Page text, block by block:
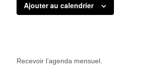
Ajouter au calendrier
Recevoir l’agenda mensuel.